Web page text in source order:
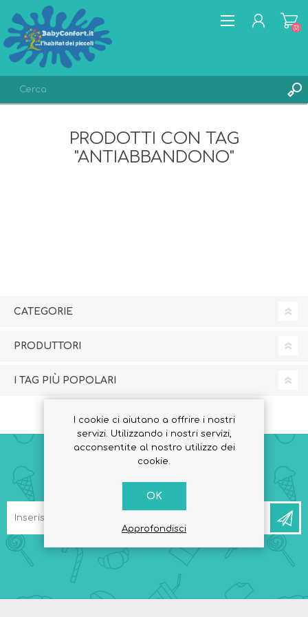
ACCESSO
LISTA DEI DESIDERI
(0)
PRODOTTI CON TAG
"ANTIABBANDONO"
CATEGORIE
PRODUTTORI
I TAG PIÙ POPOLARI
RICEVI LA NEWSLETTER
I cookie ci aiutano a offrire i nostri
servizi. Utilizzando i nostri servizi,
acconsentite al nostro utilizzo dei
cookie.
OK
Approfondisci